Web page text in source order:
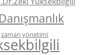
zaman yönetimi